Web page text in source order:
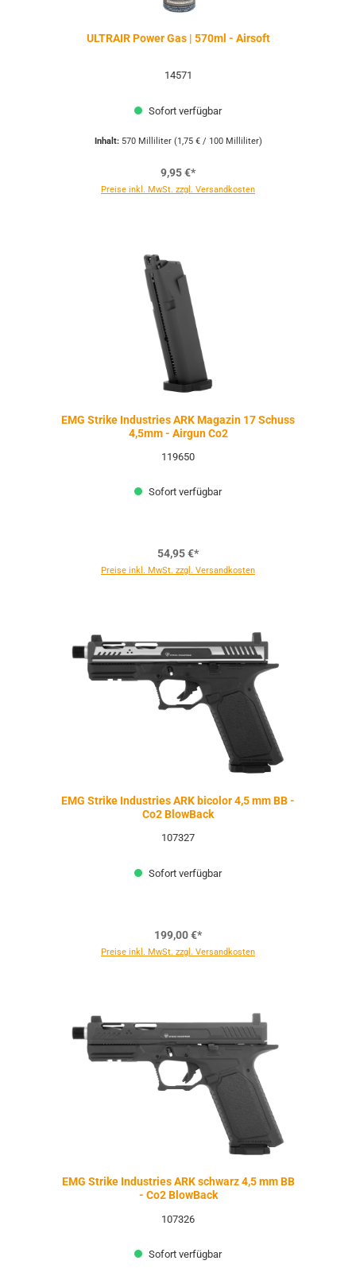
ULTRAIR Power Gas | 570ml - Airsoft
14571
Sofort verfügbar
Inhalt: 570 Milliliter (1,75 € / 100 Milliliter)
9,95 €*
Preise inkl. MwSt. zzgl. Versandkosten
EMG Strike Industries ARK Magazin 17 Schuss
4,5mm - Airgun Co2
119650
Sofort verfügbar
54,95 €*
Preise inkl. MwSt. zzgl. Versandkosten
EMG Strike Industries ARK bicolor 4,5 mm BB -
Co2 BlowBack
107327
Sofort verfügbar
199,00 €*
Preise inkl. MwSt. zzgl. Versandkosten
EMG Strike Industries ARK schwarz 4,5 mm BB
- Co2 BlowBack
107326
Sofort verfügbar